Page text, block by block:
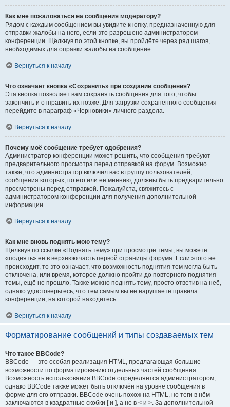
Как мне пожаловаться на сообщения модератору?
Рядом с каждым сообщением вы увидите кнопку, предназначенную для
отправки жалобы на него, если это разрешено администратором
конференции. Щёлкнув по этой кнопке, вы пройдёте через ряд шагов,
необходимых для оправки жалобы на сообщение.
Вернуться к началу
Что означает кнопка «Сохранить» при создании сообщения?
Эта кнопка позволяет вам сохранять сообщения для того, чтобы
закончить и отправить их позже. Для загрузки сохранённого сообщения
перейдите в параграф «Черновики» личного раздела.
Вернуться к началу
Почему моё сообщение требует одобрения?
Администратор конференции может решить, что сообщения требуют
предварительного просмотра перед отправкой на форум. Возможно
также, что администратор включил вас в группу пользователей,
сообщения которых, по его или её мнению, должны быть предварительно
просмотрены перед отправкой. Пожалуйста, свяжитесь с
администратором конференции для получения дополнительной
информации.
Вернуться к началу
Как мне вновь поднять мою тему?
Щёлкнув по ссылке «Поднять тему» при просмотре темы, вы можете
«поднять» её в верхнюю часть первой страницы форума. Если этого не
происходит, то это означает, что возможность поднятия тем могла быть
отключена, или время, которое должно пройти до повторного поднятия
темы, ещё не прошло. Также можно поднять тему, просто ответив на неё,
однако удостоверьтесь, что тем самым вы не нарушаете правила
конференции, на которой находитесь.
Вернуться к началу
Форматирование сообщений и типы создаваемых тем
Что такое BBCode?
BBCode — это особая реализация HTML, предлагающая большие
возможности по форматированию отдельных частей сообщения.
Возможность использования BBCode определяется администратором,
однако BBCode также может быть отключён на уровне сообщения в
форме для его отправки. BBCode очень похож на HTML, но теги в нём
заключаются в квадратные скобки [ и ], а не в < и >. За дополнительной